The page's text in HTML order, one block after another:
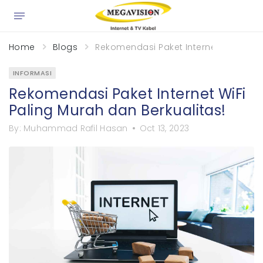
Home Blogs Rekomendasi Paket Internet WiFi
INFORMASI
Rekomendasi Paket Internet WiFi
Paling Murah dan Berkualitas!
By: Muhammad Rafil Hasan Oct 13, 2023